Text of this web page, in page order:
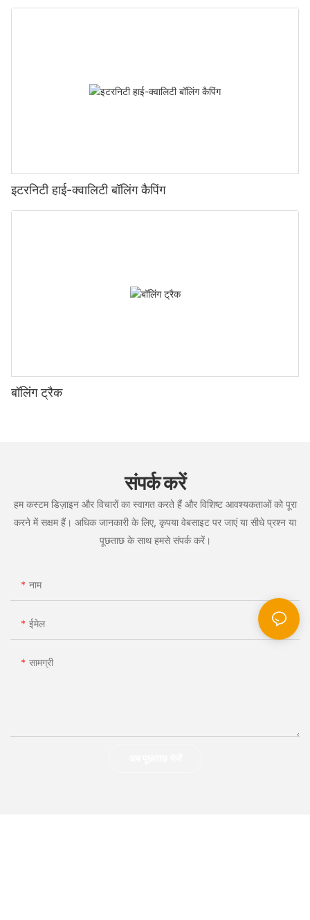
इटरनिटी हाई-क्वालिटी बॉलिंग कैपिंग
बॉलिंग ट्रैक
संपर्क करें
हम कस्टम डिज़ाइन और विचारों का स्वागत करते हैं और विशिष्ट आवश्यकताओं को पूरा
करने में सक्षम हैं। अधिक जानकारी के लिए, कृपया वेबसाइट पर जाएं या सीधे प्रश्न या
पूछताछ के साथ हमसे संपर्क करें।
नाम
ईमेल
सामग्री